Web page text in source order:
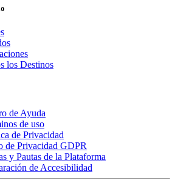
los Destinos
de Ayuda
de uso
de Privacidad
de Privacidad GDPR
y Pautas de la Plataforma
de Accesibilidad